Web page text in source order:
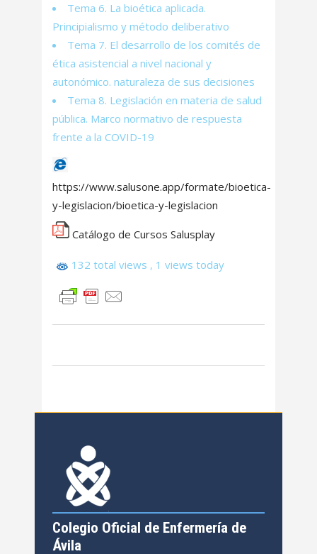
Tema 6. La bioética aplicada.
Principialismo y método deliberativo
Tema 7. El desarrollo de los comités de
ética asistencial a nivel nacional y
autonómico. naturaleza de sus decisiones
Tema 8. Legislación en materia de salud
pública. Marco normativo de respuesta
frente a la COVID-19
https://www.salusone.app/formate/bioetica-
y-legislacion/bioetica-y-legislacion
Catálogo de Cursos Salusplay
132 total views , 1 views today
Colegio Oficial de Enfermería de
Ávila